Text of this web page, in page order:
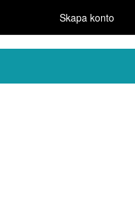
Skapa konto